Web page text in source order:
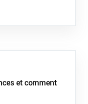
et comment